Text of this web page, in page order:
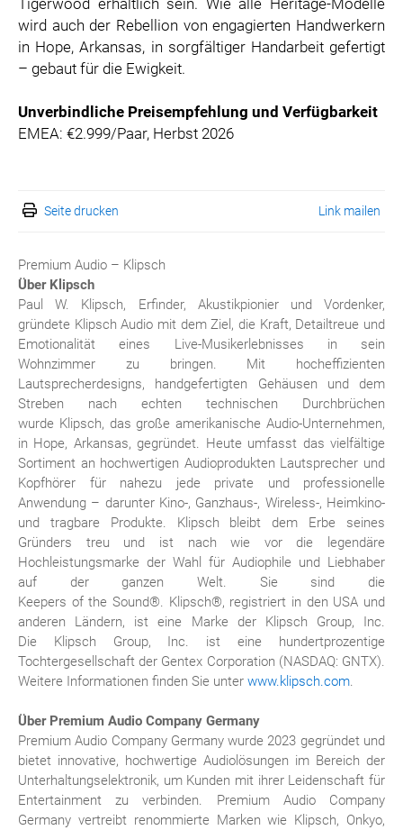
Tigerwood erhältlich sein. Wie alle Heritage-Modelle
wird auch der Rebellion von engagierten Handwerkern
in Hope, Arkansas, in sorgfältiger Handarbeit gefertigt
– gebaut für die Ewigkeit.
Unverbindliche Preisempfehlung und Verfügbarkeit
EMEA: €2.999/Paar, Herbst 2026
Seite drucken Link mailen
Premium Audio – Klipsch
Über Klipsch
Paul W. Klipsch, Erfinder, Akustikpionier und Vordenker,
gründete Klipsch Audio mit dem Ziel, die Kraft, Detailtreue und
Emotionalität eines Live-Musikerlebnisses in sein
Wohnzimmer zu bringen. Mit hocheffizienten
Lautsprecherdesigns, handgefertigten Gehäusen und dem
Streben nach echten technischen Durchbrüchen
wurde Klipsch, das große amerikanische Audio-Unternehmen,
in Hope, Arkansas, gegründet. Heute umfasst das vielfältige
Sortiment an hochwertigen Audioprodukten Lautsprecher und
Kopfhörer für nahezu jede private und professionelle
Anwendung – darunter Kino-, Ganzhaus-, Wireless-, Heimkino-
und tragbare Produkte. Klipsch bleibt dem Erbe seines
Gründers treu und ist nach wie vor die legendäre
Hochleistungsmarke der Wahl für Audiophile und Liebhaber
auf der ganzen Welt. Sie sind die
Keepers of the Sound®. Klipsch®, registriert in den USA und
anderen Ländern, ist eine Marke der Klipsch Group, Inc.
Die Klipsch Group, Inc. ist eine hundertprozentige
Tochtergesellschaft der Gentex Corporation (NASDAQ: GNTX).
Weitere Informationen finden Sie unter www.klipsch.com.
Über Premium Audio Company Germany
Premium Audio Company Germany wurde 2023 gegründet und
bietet innovative, hochwertige Audiolösungen im Bereich der
Unterhaltungselektronik, um Kunden mit ihrer Leidenschaft für
Entertainment zu verbinden. Premium Audio Company
Germany vertreibt renommierte Marken wie Klipsch, Onkyo,